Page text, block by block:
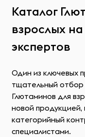
Каталог
взрослых
экспертов
Один из ключевых
тщательный
Глютаминов для
новой
категорийный
специалистами.